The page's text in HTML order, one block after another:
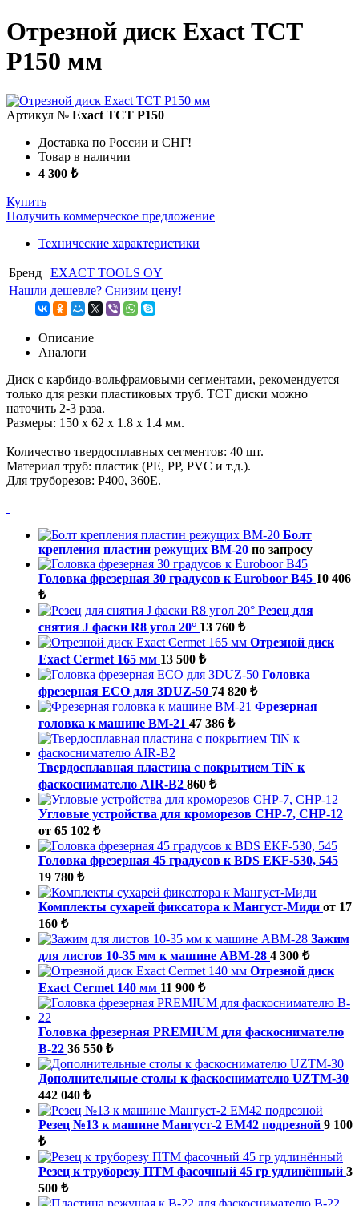
Отрезной диск Exact TCT
P150 мм
Артикул № Exact TCT P150
Доставка по России и СНГ!
Товар в наличии
4 300 ₺
Купить
Получить коммерческое предложение
Технические характеристики
Бренд
EXACT TOOLS OY
Нашли дешевле? Снизим цену!
Описание
Аналоги
Диск с карбидо-вольфрамовыми сегментами, рекомендуется
только для резки пластиковых труб. TCT диски можно
наточить 2-3 раза.
Размеры: 150 x 62 x 1.8 x 1.4 мм.
Количество твердосплавных сегментов: 40 шт.
Материал труб: пластик (PE, PP, PVC и т.д.).
Для труборезов: P400, 360E.
Болт
крепления пластин режущих ВМ-20 по запросу
Головка фрезерная 30 градусов к Euroboor B45 10 406
₺
Резец для
снятия J фаски R8 угол 20° 13 760 ₺
Отрезной диск
Exact Cermet 165 мм 13 500 ₺
Головка
фрезерная ECO для 3DUZ-50 74 820 ₺
Фрезерная
головка к машине ВМ-21 47 386 ₺
Твердосплавная пластина с покрытием TiN к
фаскоснимателю AIR-B2 860 ₺
Угловые устройства для кроморезов СНР-7, СНР-12
от 65 102 ₺
Головка фрезерная 45 градусов к BDS EKF-530, 545
19 780 ₺
Комплекты сухарей фиксатора к Мангуст-Миди от 17
160 ₺
Зажим
для листов 10-35 мм к машине ABM-28 4 300 ₺
Отрезной диск
Exact Cermet 140 мм 11 900 ₺
Головка фрезерная PREMIUM для фаскоснимателю
B-22 36 550 ₺
Дополнительные столы к фаскоснимателю UZTM-30
442 040 ₺
Резец №13 к машине Мангуст-2 ЕМ42 подрезной 9 100
₺
Резец к труборезу ПТМ фасочный 45 гр удлинённый 3
500 ₺